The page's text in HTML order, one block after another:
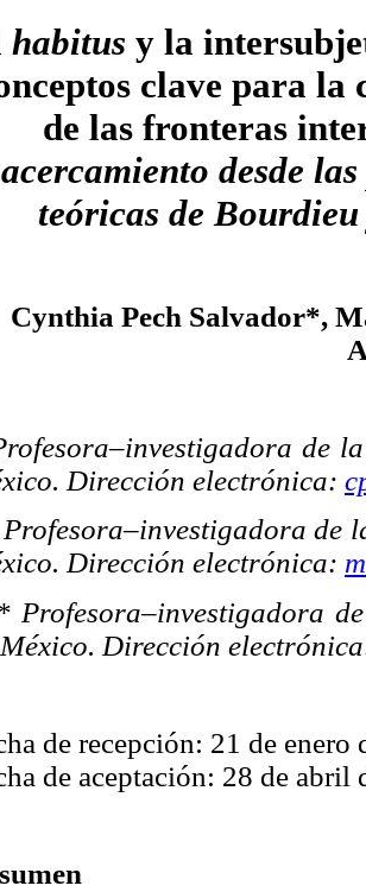
habitus y la
clave para la
de las fronteras
acercamiento desde
teóricas de Bourdieu
Cynthia Pech Salvador*,
de
Dirección electrónica:
de
Dirección electrónica:
Profesora–investigadora
Dirección
de recepción: 21 de enero
de aceptación: 28 de abril